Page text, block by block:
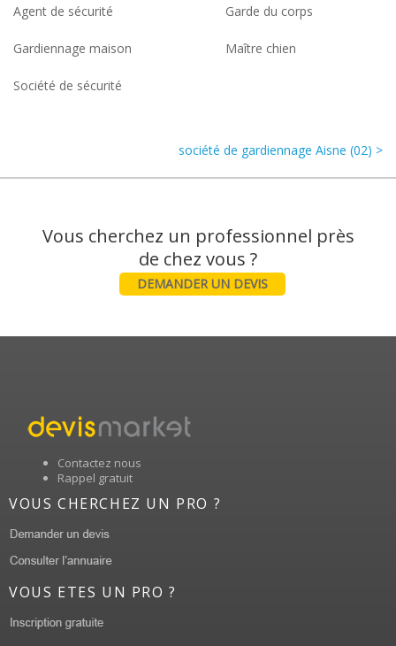
Agent de sécurité Garde du corps
Gardiennage maison Maître chien
Société de sécurité
société de gardiennage Aisne (02) >
Vous cherchez un professionnel près
DEMANDER UN DEVIS
Contactez nous
Rappel gratuit
VOUS CHERCHEZ UN PRO ?
VOUS ETES UN PRO ?